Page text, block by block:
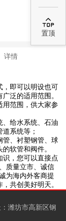

置顶
详情
，即可以明设也可
泛的适用范围。
用范围，供大家参
给水系统、石油
系统等；
、衬塑钢管、球
软管和阀件。
识，您可以直接点
质量立市、诚信
为海内外客商提
共创美好明天。
潍坊市高新区钢